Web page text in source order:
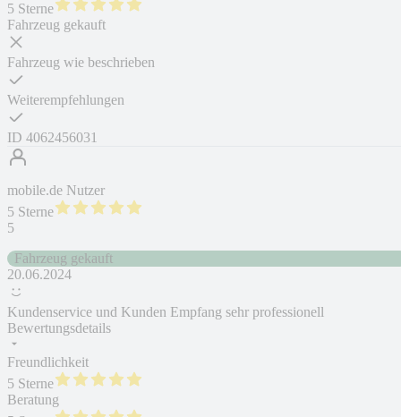
5 Sterne
Fahrzeug gekauft
Fahrzeug wie beschrieben
Weiterempfehlungen
ID 4062456031
mobile.de Nutzer
5 Sterne
5
Fahrzeug gekauft
20.06.2024
Kundenservice und Kunden Empfang sehr professionell
Bewertungsdetails
Freundlichkeit
5 Sterne
Beratung